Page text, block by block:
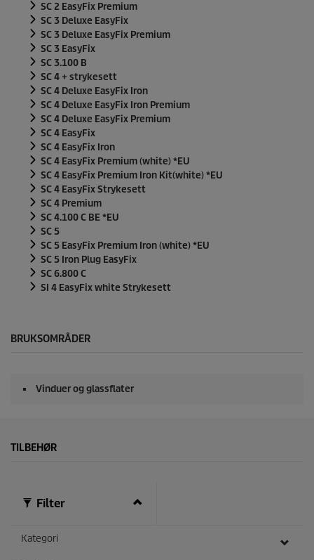
SC 2 EasyFix Premium
SC 3 Deluxe EasyFix
SC 3 Deluxe EasyFix Premium
SC 3 EasyFix
SC 3.100 B
SC 4 + strykesett
SC 4 Deluxe EasyFix Iron
SC 4 Deluxe EasyFix Iron Premium
SC 4 Deluxe EasyFix Premium
SC 4 EasyFix
SC 4 EasyFix Iron
SC 4 EasyFix Premium (white) *EU
SC 4 EasyFix Premium Iron Kit(white) *EU
SC 4 EasyFixStrykesett
SC 4 Premium
SC 4.100 C BE *EU
SC 5
SC 5 EasyFix Premium Iron (white) *EU
SC 5 Iron Plug EasyFix
SC 6.800 C
SI 4 EasyFixwhite Strykesett
BRUKSOMRÅDER
Vinduer og glassflater
TILBEHØR
Filter
Kategori